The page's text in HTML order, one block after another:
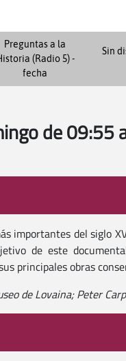
Preguntas a la
(Radio 5) -
fecha
Sin
de 09:55
importantes del siglo
de este
principales obras
de Lovaina; Peter